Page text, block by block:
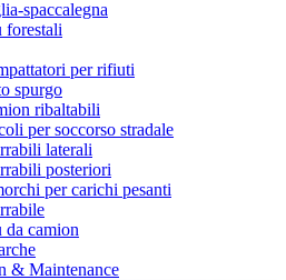
spaccalegna
forestali
per rifiuti
spurgo
ribaltabili
per soccorso stradale
laterali
posteriori
per carichi pesanti
da camion
& Maintenance